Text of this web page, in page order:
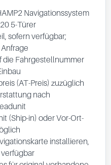
Navigationssystem
5-Türer
sofern verfügbar;
die Fahrgestellnummer
(AT-Preis) zuzüglich
nach
(Ship-in) oder Vor-Ort-
installieren,